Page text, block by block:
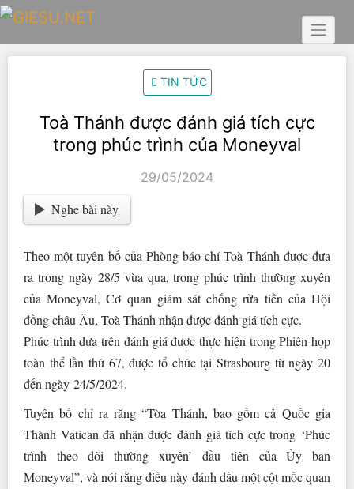
Skip
content
TIN TỨC
Toà Thánh được đánh giá tích cực
trong phúc trình của Moneyval
29/05/2024
Nghe bài này
Theo một tuyên bố của Phòng báo chí Toà Thánh được đưa
ra trong ngày 28/5 vừa qua, trong phúc trình thường xuyên
của Moneyval, Cơ quan giám sát chống rửa tiền của Hội
đồng châu Âu, Toà Thánh nhận được đánh giá tích cực.
Phúc trình dựa trên đánh giá được thực hiện trong Phiên họp
toàn thể lần thứ 67, được tổ chức tại Strasbourg từ ngày 20
đến ngày 24/5/2024.
Tuyên bố chỉ ra rằng “Tòa Thánh, bao gồm cả Quốc gia
Thành Vatican đã nhận được đánh giá tích cực trong ‘Phúc
trình theo dõi thường xuyên’ đầu tiên của Ủy ban
Moneyval”, và nói rằng điều này đánh dấu một cột mốc quan